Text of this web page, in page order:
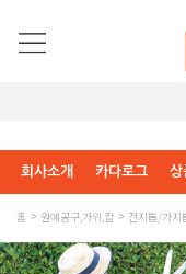
회사소개 카다로그 상
홈 원예공구,가위,칼 전지톱/가지